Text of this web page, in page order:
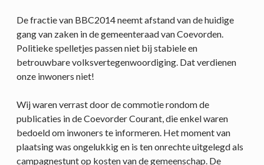
De fractie van BBC2014 neemt afstand van de huidige
gang van zaken in de gemeenteraad van Coevorden.
Politieke spelletjes passen niet bij stabiele en
betrouwbare volksvertegenwoordiging. Dat verdienen
onze inwoners niet!
Wij waren verrast door de commotie rondom de
publicaties in de Coevorder Courant, die enkel waren
bedoeld om inwoners te informeren. Het moment van
plaatsing was ongelukkig en is ten onrechte uitgelegd als
campagnestunt op kosten van de gemeenschap. De